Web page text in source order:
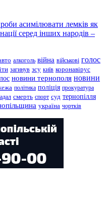
асимілювати лемків як
серед інших народів –
алкоголь війна військові голос
загинув зсу київ коронавірус
новини тернополя новини
політика поліція прокуратура
смерть спорт суд тернопілля
україна чортків